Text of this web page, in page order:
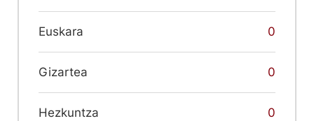
Euskara 0
Gizartea 0
Hezkuntza 0